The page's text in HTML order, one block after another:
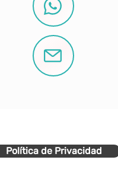
Política de Privacidad